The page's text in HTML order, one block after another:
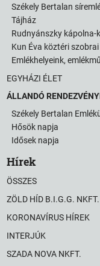
Székely Bertalan
Tájház
Rudnyánszky kápolna-
Kun Éva köztéri
Emlékhelyeink,
EGYHÁZI ÉLET
ÁLLANDÓ
Székely Bertalan
Hősök napja
Idősek napja
Hírek
ÖSSZES
ZÖLD HÍD B.I.G.G. NKFT.
KORONAVÍRUS HÍREK
INTERJÚK
SZADA NOVA NKFT.